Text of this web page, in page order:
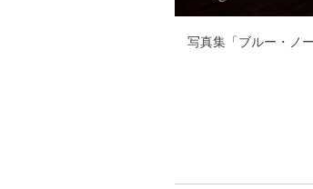
写真集「ブルー・ノ